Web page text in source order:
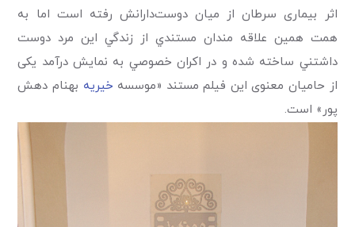
اثر بیماری سرطان از ميان دوست‌دارانش رفته است اما به
همت همين علاقه مندان مستندي از زندگي اين مرد دوست
داشتني ساخته شده و در اكران خصوصي به نمايش در‌آمد یکی
از حامیان معنوی این فیلم مستند «موسسه خیریه بهنام دهش
پور» است.